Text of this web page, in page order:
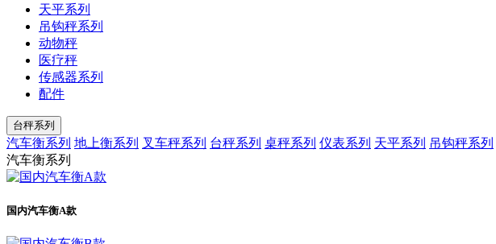
天平系列
吊钩秤系列
动物秤
医疗秤
传感器系列
配件
台秤系列
汽车衡系列 地上衡系列 叉车秤系列 台秤系列 桌秤系列 仪表系列 天平系列 吊钩秤系列
汽车衡系列
国内汽车衡A款